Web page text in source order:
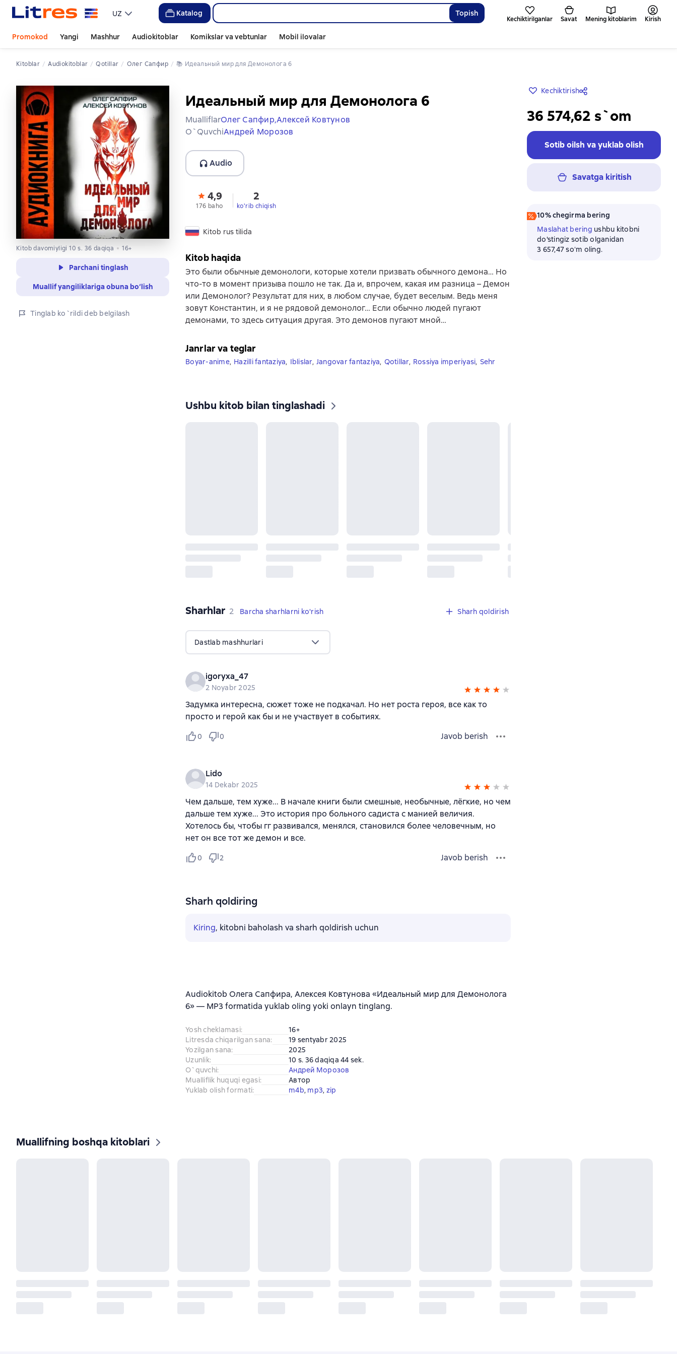
UZ Katalog Topish
Kechiktirilganlar Savat Mening kitoblarim Kirish
Promokod Yangi Mashhur Audiokitoblar Komikslar va vebtunlar Mobil ilovalar
Kitoblar Audiokitoblar qotillar Олег Сапфир 📚 Идеальный мир для Демонолога 6
Kitob davomiyligi 10 s. 36 daqiqa 16+
Parchani tinglash
Muallif yangiliklariga obuna bo‘lish
Tinglab ko`rildi deb belgilash
Идеальный мир для Демонолога 6
MualliflarОлег Сапфир,Алексей Ковтунов
O`quvchiАндрей Морозов
Audio
4,9
176 baho
2
ko'rib chiqish
Kitob rus tilida
Kechiktirish
36 574,62 s`om
Sotib oilsh va yuklab olish
Savatga kiritish
10% chegirma bering
Maslahat bering ushbu kitobni
do'stingiz sotib olganidan
3 657,47 soʻm oling.
Kitob haqida
Это были обычные демонологи, которые хотели призвать обычного демона… Но
что-то в момент призыва пошло не так. Да и, впрочем, какая им разница – Демон
или Демонолог? Результат для них, в любом случае, будет веселым. Ведь меня
зовут Константин, и я не рядовой демонолог… Если обычно людей пугают
демонами, то здесь ситуация другая. Это демонов пугают мной…
Janrlar va teglar
Boyar-anime, Hazilli fantaziya, Iblislar, Jangovar fantaziya, Qotillar, Rossiya imperiyasi, Sehr
Ushbu kitob bilan tinglashadi
Sharhlar 2 sharhlar
2 Barcha sharhlarni ko'rish Sharh qoldirish
Dastlab mashhurlari
igoryxa_47
2 Noyabr 2025
Задумка интересна, сюжет тоже не подкачал. Но нет роста героя, все как то
просто и герой как бы и не участвует в событиях.
0 0 Javob berish
Lido
14 Dekabr 2025
Чем дальше, тем хуже... В начале книги были смешные, необычные, лёгкие, но чем
дальше тем хуже... Это история про больного садиста с манией величия.
Хотелось бы, чтобы гг развивался, менялся, становился более человечным, но
нет он все тот же демон и все.
0 2 Javob berish
Sharh qoldiring
Kiring, kitobni baholash va sharh qoldirish uchun
Audiokitob Олега Сапфира, Алексея Ковтунова «Идеальный мир для Демонолога
6» — MP3 formatida yuklab oling yoki onlayn tinglang.
Yosh cheklamasi:
16+
Litresda chiqarilgan sana:
19 sentyabr 2025
Yozilgan sana:
2025
Uzunlik:
10 s. 36 daqiqa 44 sek.
O`quvchi:
Андрей Морозов
Mualliflik huquqi egasi:
Автор
Yuklab olish formati: m4b, mp3, zip
Muallifning boshqa kitoblari